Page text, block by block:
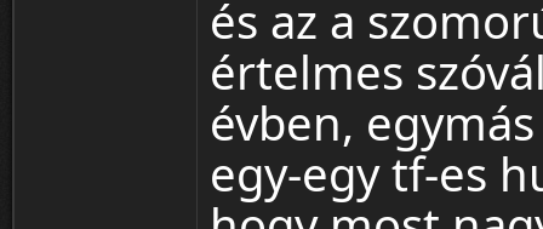
és az a
értelmes
évben,
egy-egy tf-es